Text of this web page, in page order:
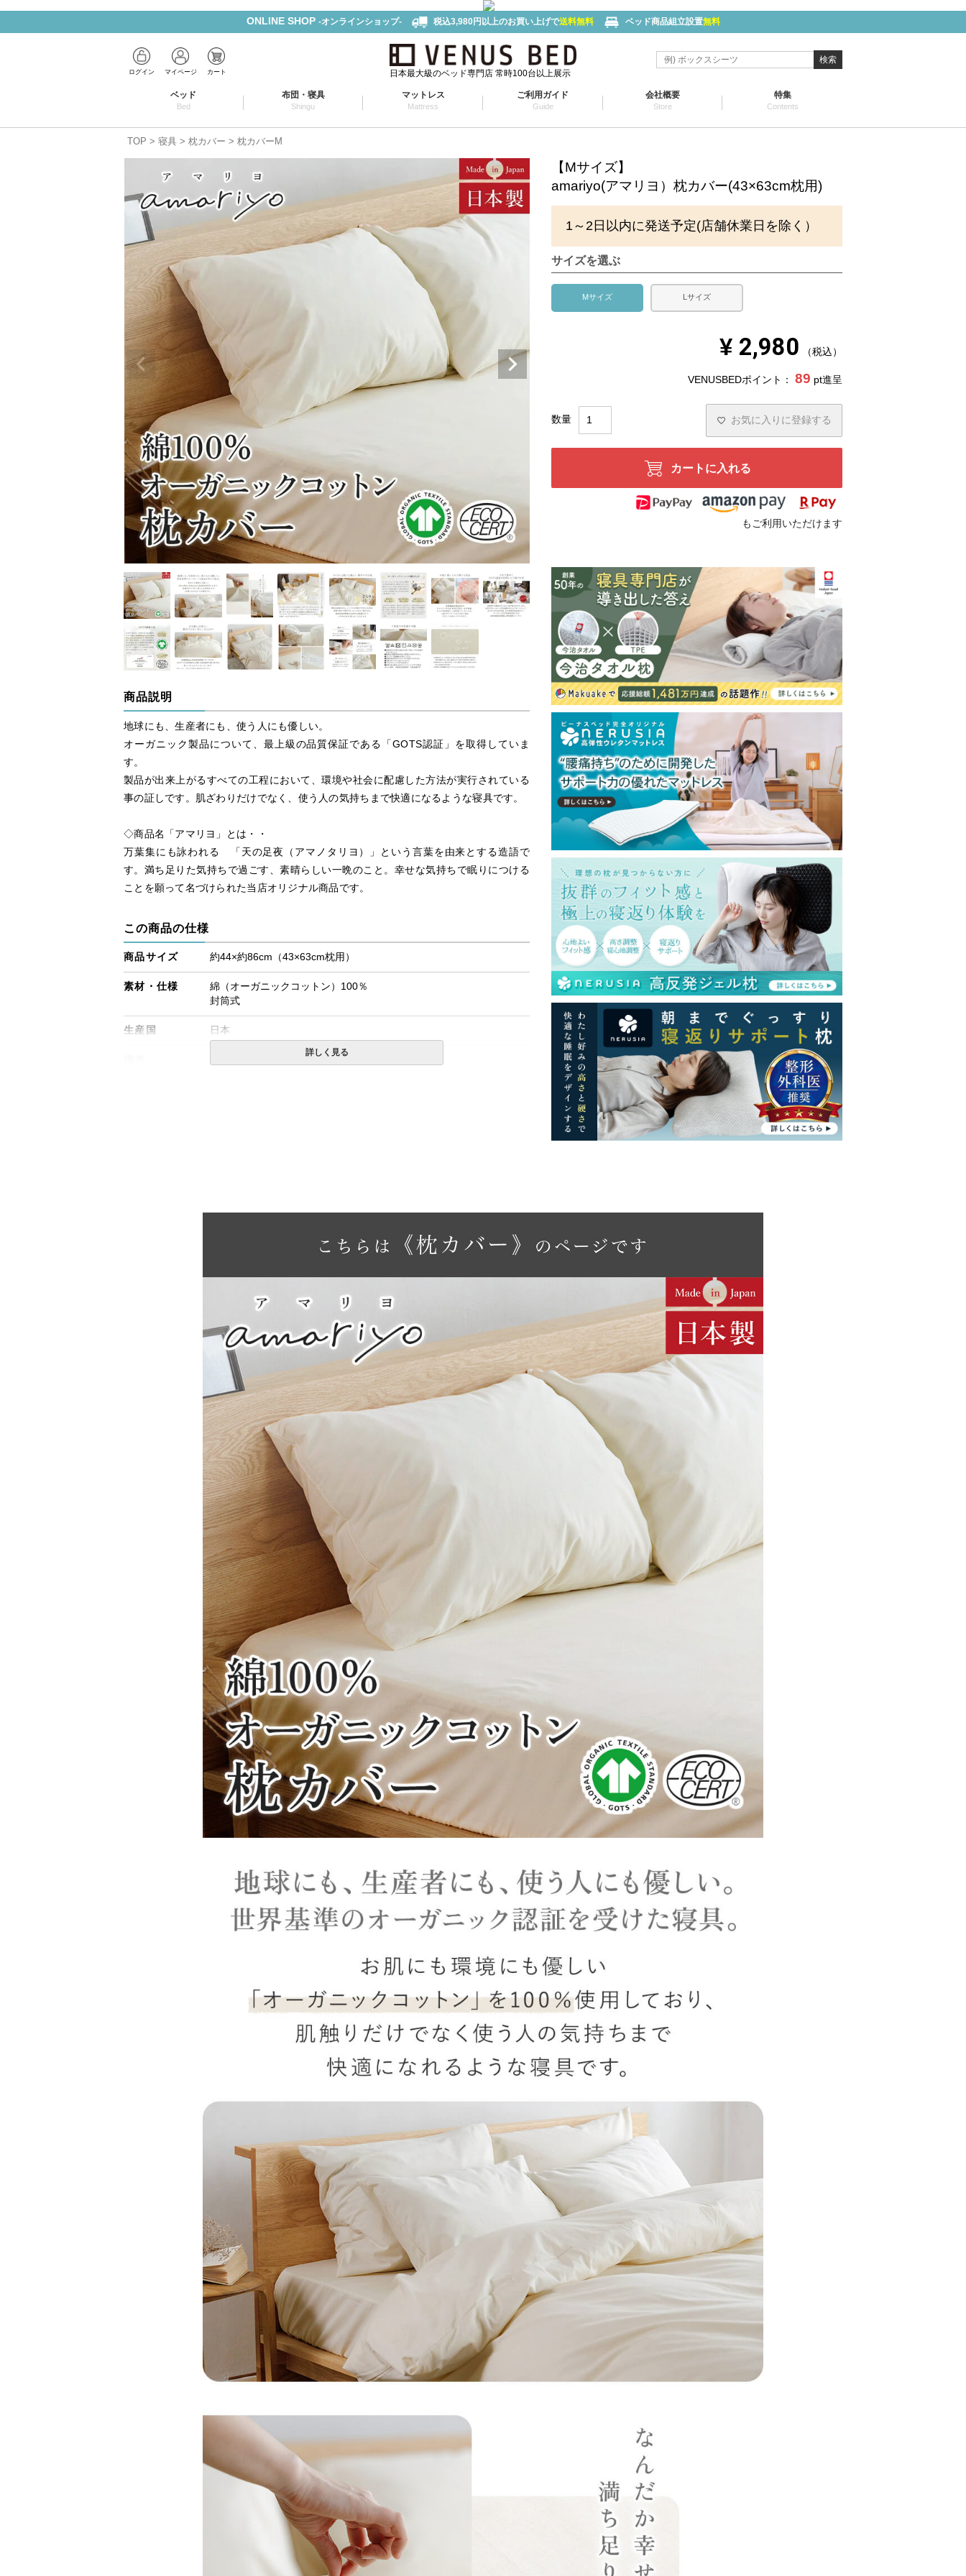
ONLINE SHOP -オンラインショップ- 税込3,980円以上のお買い上げで送料無料 ベッド商品組立設置無料
ログイン マイページ カート 日本最大級のベッド専門店 常時100台以上展示
検索
ベッド
Bed
布団・寝具
Shingu
マットレス
Mattress
ご利用ガイド
Guide
会社概要
Store
特集
Contents
TOP 寝具 枕カバー 枕カバーM
商品説明
地球にも、生産者にも、使う人にも優しい。
オーガニック製品について、最上級の品質保証である「GOTS認証」を取得していま
す。
製品が出来上がるすべての工程において、環境や社会に配慮した方法が実行されている
事の証しです。肌ざわりだけでなく、使う人の気持ちまで快適になるような寝具です。
◇商品名「アマリヨ」とは・・
万葉集にも詠われる 「天の足夜（アマノタリヨ）」という言葉を由来とする造語で
す。満ち足りた気持ちで過ごす、素晴らしい一晩のこと。幸せな気持ちで眠りにつける
ことを願って名づけられた当店オリジナル商品です。
この商品の仕様
商品サイズ 約44×約86cm（43×63cm枕用）
素材・仕様
綿（オーガニックコットン）100％
封筒式
生産国 日本
詳しく見る
【Mサイズ】
amariyo(アマリヨ）枕カバー(43×63cm枕用)
1～2日以内に発送予定(店舗休業日を除く）
サイズを選ぶ
Mサイズ Lサイズ
¥ 2,980 税込
VENUSBEDポイント： 89 pt進呈
お気に入りに登録する
カートに入れる
もご利用いただけます